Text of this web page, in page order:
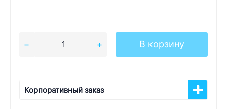
В корзину
Корпоративный заказ